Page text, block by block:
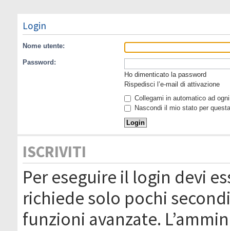
Login
Nome utente:
Password:
Ho dimenticato la password
Rispedisci l’e-mail di attivazione
Collegami in automatico ad
Nascondi il mio stato per
ISCRIVITI
Per eseguire il login devi
richiede solo pochi
funzioni avanzate.